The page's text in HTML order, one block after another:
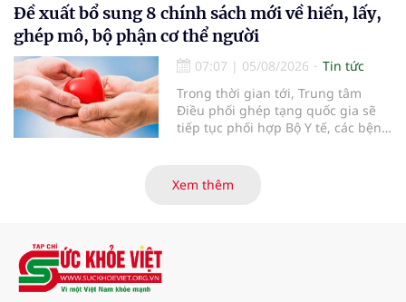
nhận 32.286.360 người, chiếm gần
30% dân số cả nước đã được khám
sức khỏe định kỳ năm nay.
Đề xuất bổ sung 8 chính sách mới về hiến, lấy,
ghép mô, bộ phận cơ thể người
07:07 | 05/08/2026
Tin tức
Trong thời gian tới, Trung tâm
Điều phối ghép tạng quốc gia sẽ
tiếp tục phối hợp Bộ Y tế, các bệnh
cường truyền thông, hoàn thiện
quy trình chuyên môn và hệ thống
Xem thêm